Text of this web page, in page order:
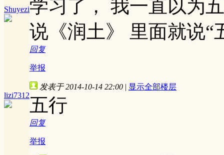
Shuyezi学习了， 我一直以为
说《润土》 里面就说“
回复
举报
lizi7312
发表于 2014-10-14 22:00 | 显示全部楼层
五行
回复
举报